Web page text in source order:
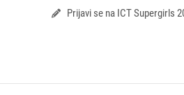
Prijavi se na ICT Supergirls